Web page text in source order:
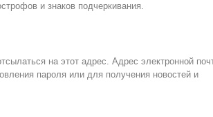
и знаков подчеркивания.
на этот адрес. Адрес электронной
пароля или для получения новостей и